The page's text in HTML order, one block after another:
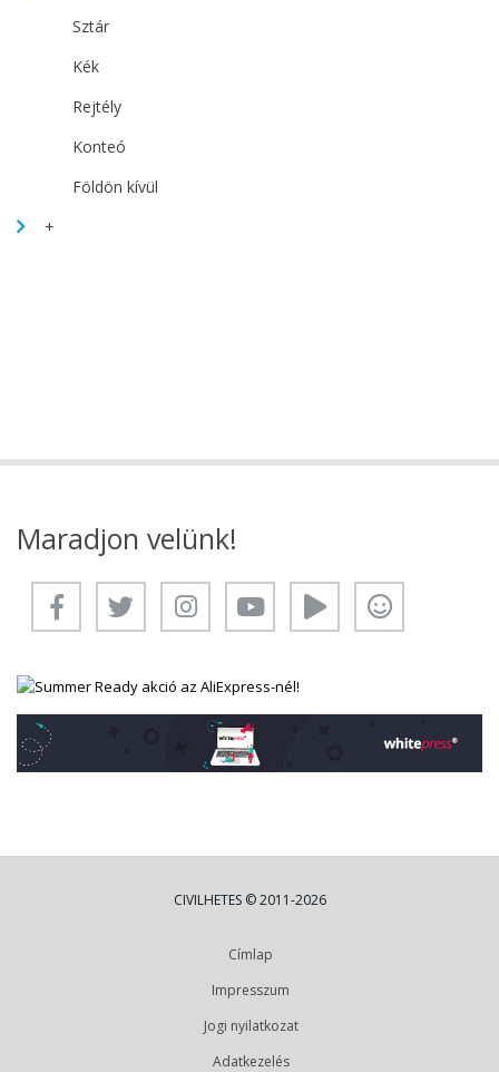
Sztár
Kék
Rejtély
Konteó
Földön kívül
+
Maradjon velünk!
CIVILHETES © 2011-2026
Címlap
Impresszum
Jogi nyilatkozat
Adatkezelés